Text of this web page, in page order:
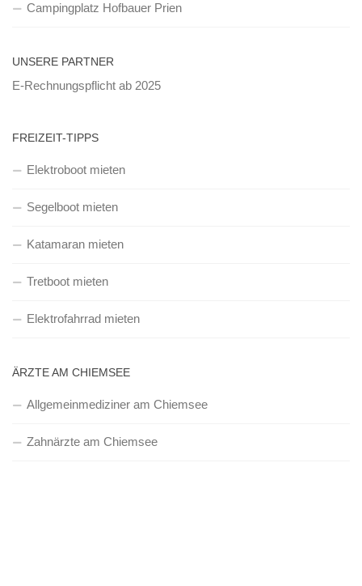
Campingplatz Hofbauer Prien
UNSERE PARTNER
E-Rechnungspflicht ab 2025
FREIZEIT-TIPPS
Elektroboot mieten
Segelboot mieten
Katamaran mieten
Tretboot mieten
Elektrofahrrad mieten
ÄRZTE AM CHIEMSEE
Allgemeinmediziner am Chiemsee
Zahnärzte am Chiemsee